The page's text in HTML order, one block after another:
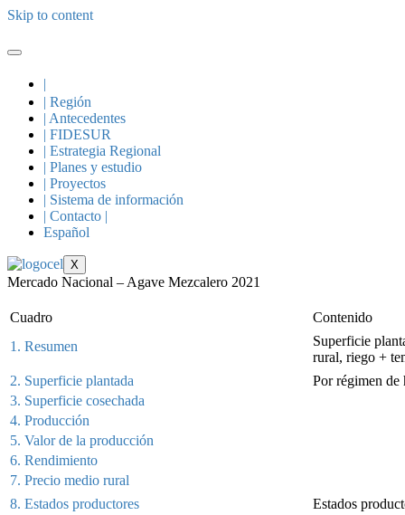
Skip to content
|
| Región
| Antecedentes
| FIDESUR
| Estrategia Regional
| Planes y estudio
| Proyectos
| Sistema de información
| Contacto |
Español
X
Mercado Nacional – Agave Mezcalero 2021
Cuadro
Contenido
1. Resumen
Superficie
rural, riego +
2. Superficie plantada
Por régimen de
3. Superficie cosechada
4. Producción
5. Valor de la producción
6. Rendimiento
7. Precio medio rural
8. Estados productores
Estados